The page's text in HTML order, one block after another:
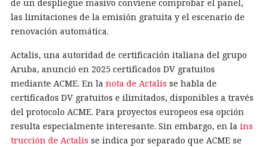
de un despliegue masivo conviene comprobar el panel,
las limitaciones de la emisión gratuita y el escenario de
renovación automática.
Actalis, una autoridad de certificación italiana del grupo
Aruba, anunció en 2025 certificados DV gratuitos
mediante ACME. En la nota de Actalis se habla de
certificados DV gratuitos e ilimitados, disponibles a través
del protocolo ACME. Para proyectos europeos esa opción
resulta especialmente interesante. Sin embargo, en la ins
trucción de Actalis se indica por separado que ACME se